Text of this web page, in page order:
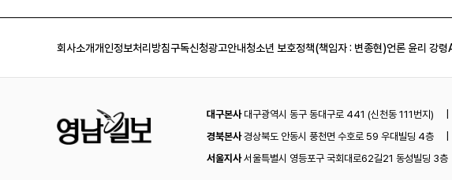
회사소개개인정보처리방침구독신청광고안내청소년 보호정책(책임자 : 변종현)언론 윤리 강령
대구본사대구광역시 동구 동대구로 441 (신천동 111번지)
경북본사경상북도 안동시 풍천면 수호로 59 우대빌딩 4층
서울지사서울특별시 영등포구 국회대로62길21 동성빌딩 3층